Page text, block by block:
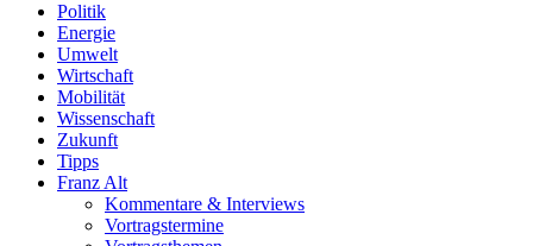
Politik
Energie
Umwelt
Wirtschaft
Mobilität
Wissenschaft
Zukunft
Tipps
Franz Alt
Kommentare & Interviews
Vortragstermine